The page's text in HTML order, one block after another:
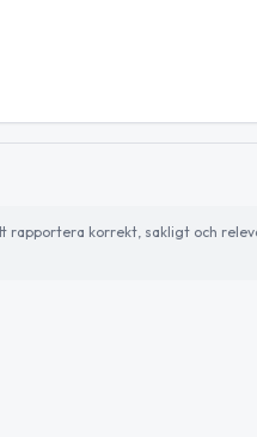
rapportera korrekt, sakligt och